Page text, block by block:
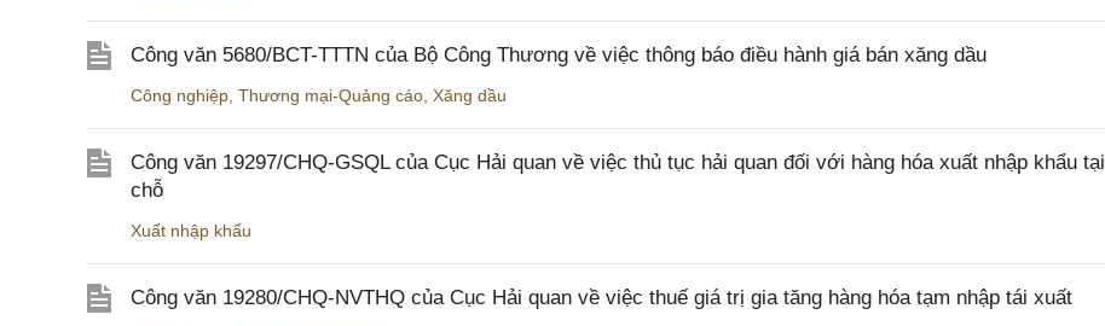
Công văn 5680/BCT-TTTN của Bộ Công Thương về việc thông báo điều hành giá bán xăng dầu
Công nghiệp Thương mại-Quảng cáo Xăng dầu
Công văn 19297/CHQ-GSQL của Cục Hải quan về việc thủ tục hải quan đối với hàng hóa xuất nhập khẩu tại
chỗ
Xuất nhập khẩu
Công văn 19280/CHQ-NVTHQ của Cục Hải quan về việc thuế giá trị gia tăng hàng hóa tạm nhập tái xuất